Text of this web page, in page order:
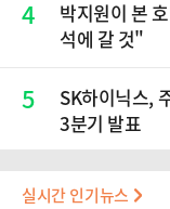
4
박지원이 본
석에 갈 것"
5
SK하이닉스,
3분기 발표
실시간 인기뉴스